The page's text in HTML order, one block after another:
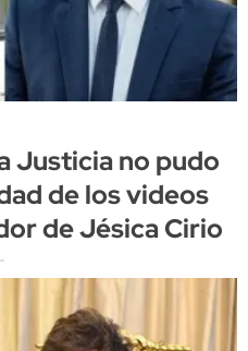
Justicia no pudo
de los videos
de Jésica Cirio